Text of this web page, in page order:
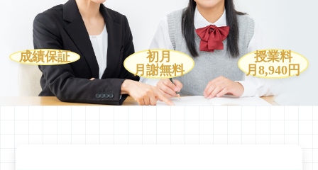
成績保証
初月
月謝無料
授業料
月8,940円